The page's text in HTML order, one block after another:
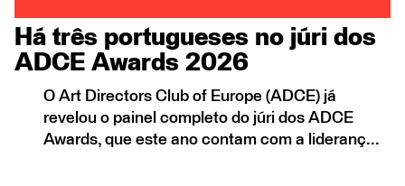
Há três portugueses no júri dos
ADCE Awards 2026
O Art Directors Club of Europe (ADCE) já
revelou o painel completo do júri dos ADCE
Awards, que este ano contam com a lideranç...